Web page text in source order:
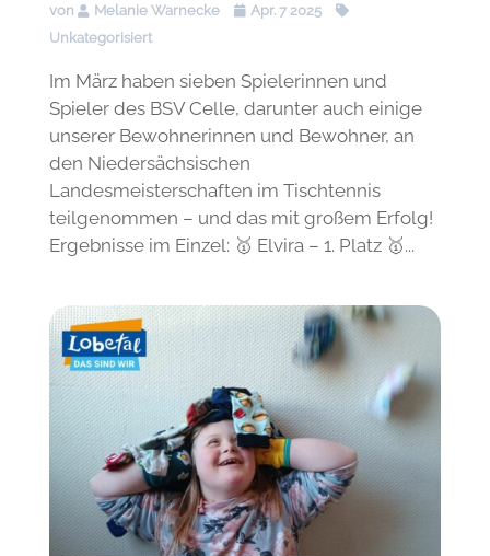
von Melanie Warnecke
Apr. 7 2025
Unkategorisiert
Im März haben sieben Spielerinnen und
Spieler des BSV Celle, darunter auch einige
unserer Bewohnerinnen und Bewohner, an
den Niedersächsischen
Landesmeisterschaften im Tischtennis
teilgenommen – und das mit großem Erfolg!
Ergebnisse im Einzel: 🥇 Elvira – 1. Platz 🥇...